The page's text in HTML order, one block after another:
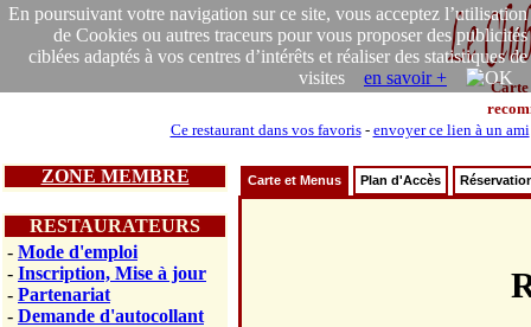
En poursuivant votre navigation sur ce site, vous acceptez l’utilisation
de Cookies ou autres traceurs pour vous proposer des publicités
ciblées adaptés à vos centres d’intérêts et réaliser des statistiques de
visites en savoir +
Carte
Ce restaurant dans vos favoris- envoyer ce lien à un ami
ZONE MEMBRE
RESTAURATEURS
- Mode d'emploi
- Inscription, Mise à jour
- Partenariat
- Demande d'autocollant
Carte et Menus Plan d'Accès